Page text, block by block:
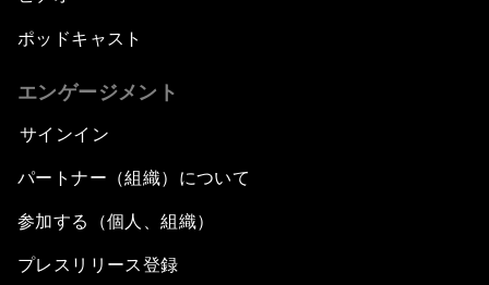
ポッドキャスト
エンゲージメント
サインイン
パートナー（組織）について
参加する（個人、組織）
プレスリリース登録